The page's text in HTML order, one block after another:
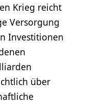
Krieg reicht
Versorgung
Investitionen
über